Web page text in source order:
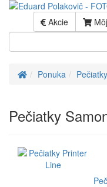
Akcie
ÚvodPonuka
Pečiatky